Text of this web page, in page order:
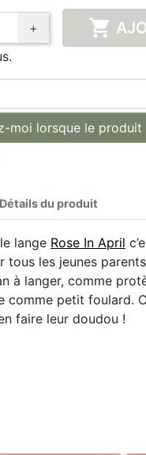
+ 
moi lorsque le
Détails du produit
lange Rose In April
tous les jeunes
à langer, comme
comme petit foulard.
faire leur doudou !